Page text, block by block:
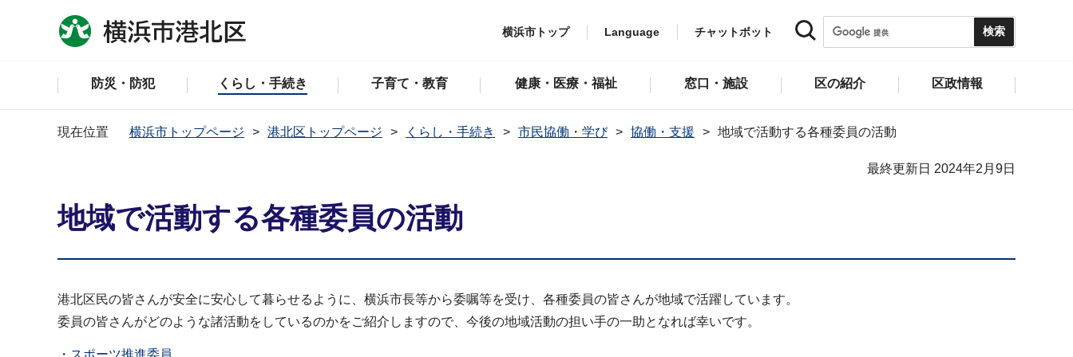
横浜市トップ Language チャットボット
防災・防犯 くらし・手続き 子育て・教育 健康・医療・福祉 窓口・施設 区の紹介 区政情報
現在位置 横浜市トップページ 港北区トップページ くらし・手続き 市民協働・学び 協働・支援 地域で活動する各種委員の活動
最終更新日 2024年2月9日
地域で活動する各種委員の活動
港北区民の皆さんが安全に安心して暮らせるように、横浜市長等から委嘱等を受け、各種委員の皆さんが地域で活躍しています。
委員の皆さんがどのような諸活動をしているのかをご紹介しますので、今後の地域活動の担い手の一助となれば幸いです。
・ スポーツ推進委員